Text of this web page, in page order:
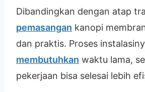
Dibandingkan dengan atap
pemasangan kanopi
dan praktis. Proses
membutuhkan waktu lama,
pekerjaan bisa selesai lebih